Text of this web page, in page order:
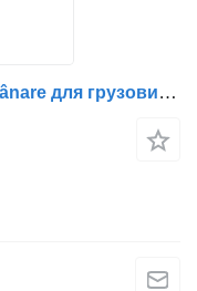
Тормозная камера Cameră de Frânare для грузовика AXA Motrică DAF 1686001 / 9254811500 / 1360929 / A0204203018 / 0204203018 / 3530015A4A-11